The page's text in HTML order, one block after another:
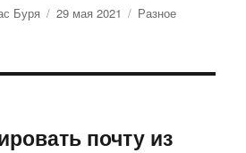
Буря Опубликовано
29 мая 2021 Рубрики
Разное
почту из